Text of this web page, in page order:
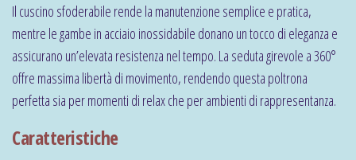
Il cuscino sfoderabile rende la manutenzione semplice e pratica,
mentre le gambe in acciaio inossidabile donano un tocco di eleganza e
assicurano un’elevata resistenza nel tempo. La seduta girevole a 360°
offre massima libertà di movimento, rendendo questa poltrona
perfetta sia per momenti di relax che per ambienti di rappresentanza.
Caratteristiche